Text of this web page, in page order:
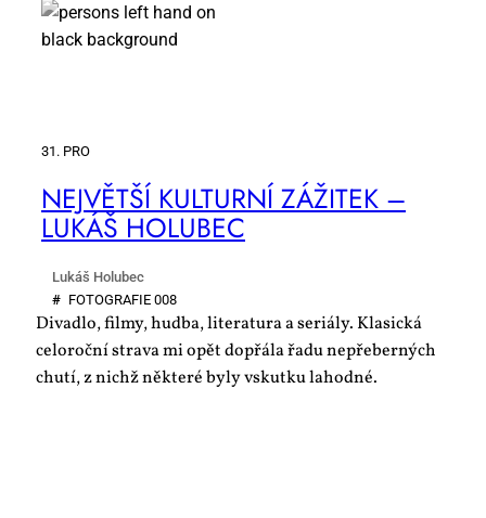
31. PRO
NEJ­VĚT­ŠÍ KUL­TUR­NÍ ZÁ­ŽI­TEK –
LUKÁŠ HO­LU­BEC
Lukáš Holubec
# FO­TO­GRA­FIE 008
Divadlo, filmy, hudba, literatura a seriály. Klasická
celoroční strava mi opět dopřála řadu nepřeberných
chutí, z nichž některé byly vskutku lahodné.